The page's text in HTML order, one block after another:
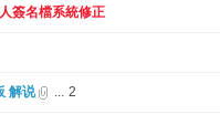
簽名檔系統修正
解说 ... 2